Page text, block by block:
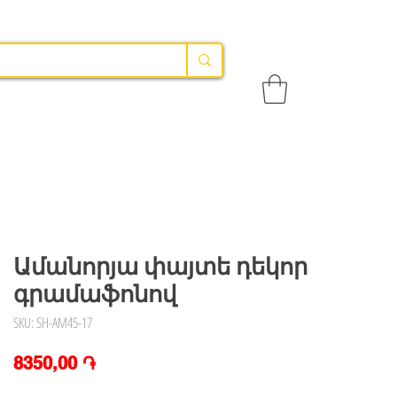
Ամանորյա փայտե դեկոր
գրամաֆոնով
SKU: SH-AM45-17
8350,00 ֏Price